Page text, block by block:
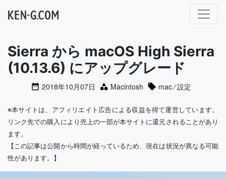
メインナビゲーション
Sierra から macOS High Sierra
(10.13.6) にアップグレード
2018年10月07日 Macintosh mac⁄設定
※本サイトは、アフィリエイト広告による収益を得て運営しています。
リンク先での購入により売上の一部が本サイトに還元されることがあり
ます。
【この記事は公開から時間が経っているため、現在は状況が異なる可能
性があります。】